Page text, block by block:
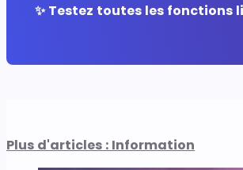
✨ Testez toutes les fonctions
Plus d'articles : Information